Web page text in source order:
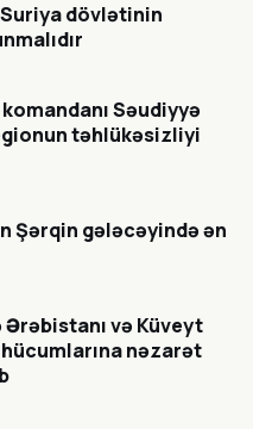
dövlətinin
Səudiyyə
təhlükəsizliyi
Şərqin gələcəyində ən
və Küveyt
nəzarət